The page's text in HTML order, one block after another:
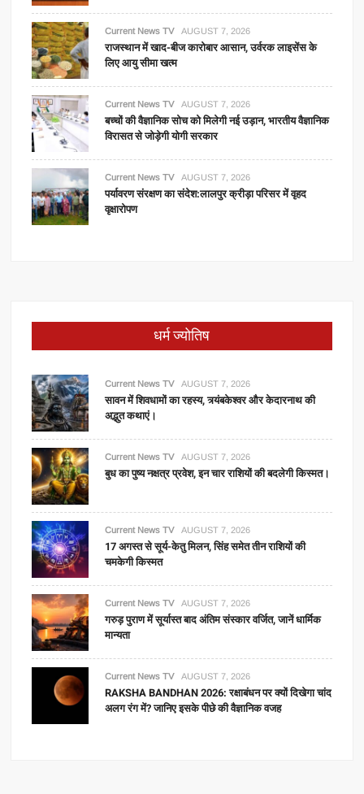
Current News TV AUGUST 7, 2026
राजस्थान में खाद-बीज कारोबार आसान, उर्वरक लाइसेंस के
लिए आयु सीमा खत्म
Current News TV AUGUST 7, 2026
बच्चों की वैज्ञानिक सोच को मिलेगी नई उड़ान, भारतीय वैज्ञानिक
विरासत से जोड़ेगी योगी सरकार
Current News TV AUGUST 7, 2026
पर्यावरण संरक्षण का संदेश:लालपुर क्रीड़ा परिसर में वृहद
वृक्षारोपण
धर्म ज्योतिष
Current News TV AUGUST 7, 2026
सावन में शिवधामों का रहस्य, त्र्यंबकेश्वर और केदारनाथ की
अद्भुत कथाएं।
Current News TV AUGUST 7, 2026
बुध का पुष्य नक्षत्र प्रवेश, इन चार राशियों की बदलेगी किस्मत।
Current News TV AUGUST 7, 2026
17 अगस्त से सूर्य-केतु मिलन, सिंह समेत तीन राशियों की
चमकेगी किस्मत
Current News TV AUGUST 7, 2026
गरुड़ पुराण में सूर्यास्त बाद अंतिम संस्कार वर्जित, जानें धार्मिक
मान्यता
Current News TV AUGUST 7, 2026
RAKSHA BANDHAN 2026: रक्षाबंधन पर क्यों दिखेगा चांद
अलग रंग में? जानिए इसके पीछे की वैज्ञानिक वजह